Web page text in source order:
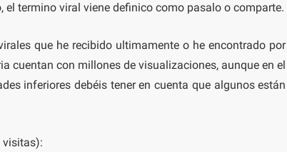
termino viral viene definico como pasalo o comparte.
que he recibido ultimamente o he encontrado por
cuentan con millones de visualizaciones, aunque en el
inferiores debéis tener en cuenta que algunos están
visitas):